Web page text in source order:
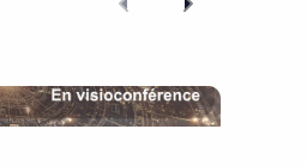
Previous
Next